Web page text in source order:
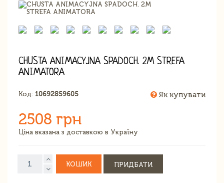
CHUSTA ANIMACYJNA SPADOCH. 2M STREFA
ANIMATORA
Код: 10692859605 Як купувати
2508 грн
Ціна вказана з доставкою в Україну
КОШИК ПРИДБАТИ